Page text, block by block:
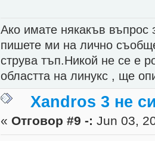
Ако имате някакъв въпрос
пишете ми на лично
струва тъп.Никой не се е
областта на линукс , ще
Xandros 3 не
« Отговор #9 -: Jun 03,